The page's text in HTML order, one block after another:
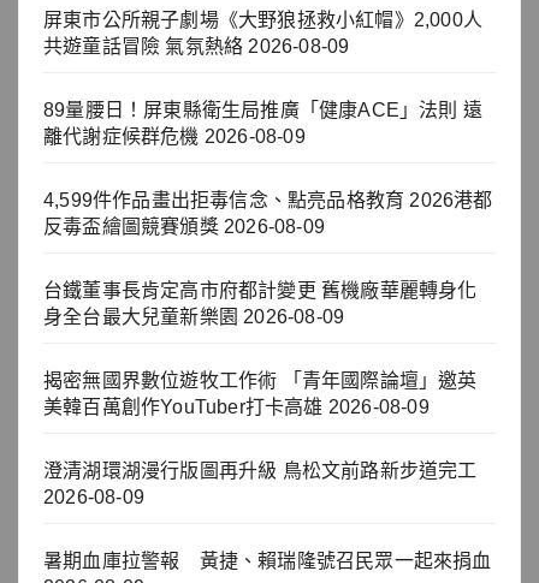
屏東市公所親子劇場《大野狼拯救小紅帽》2,000人
共遊童話冒險 氣氛熱絡 2026-08-09
89量腰日！屏東縣衛生局推廣「健康ACE」法則 遠
離代謝症候群危機 2026-08-09
4,599件作品畫出拒毒信念、點亮品格教育 2026港都
反毒盃繪圖競賽頒獎 2026-08-09
台鐵董事長肯定高市府都計變更 舊機廠華麗轉身化
身全台最大兒童新樂園 2026-08-09
揭密無國界數位遊牧工作術 「青年國際論壇」邀英
美韓百萬創作YouTuber打卡高雄 2026-08-09
澄清湖環湖漫行版圖再升級 鳥松文前路新步道完工
2026-08-09
暑期血庫拉警報 黃捷、賴瑞隆號召民眾一起來捐血